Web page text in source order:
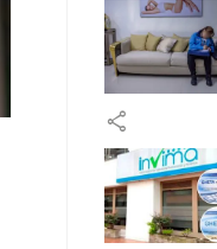
share